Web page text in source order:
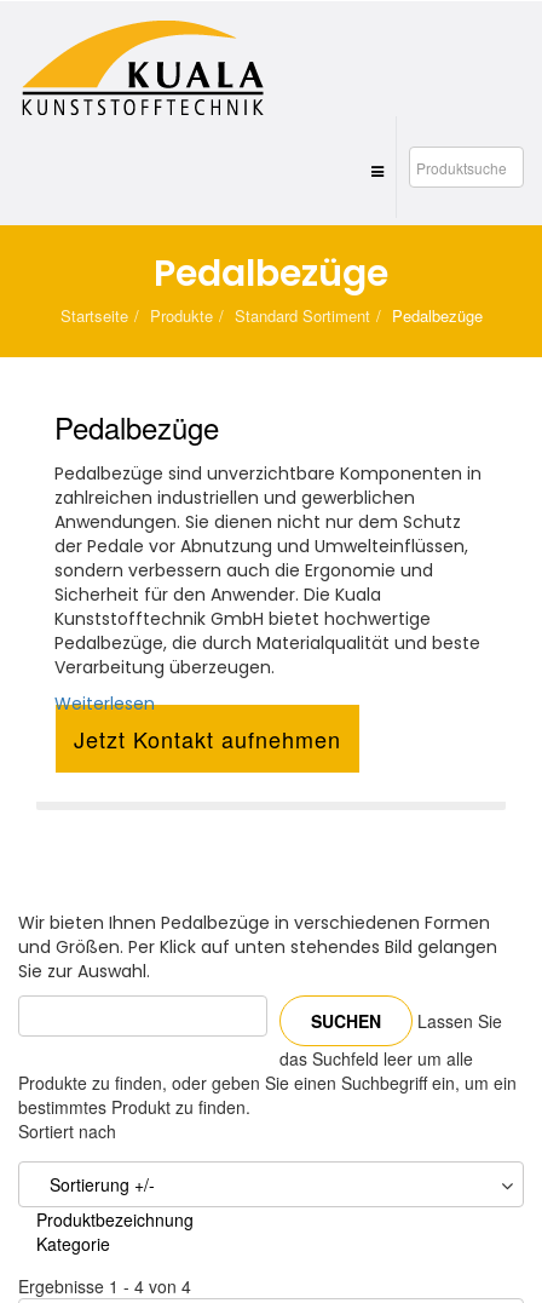
Pedalbezüge
Startseite Produkte Standard Sortiment Pedalbezüge
Pedalbezüge
Pedalbezüge sind unverzichtbare Komponenten in
zahlreichen industriellen und gewerblichen
Anwendungen. Sie dienen nicht nur dem Schutz
der Pedale vor Abnutzung und Umwelteinflüssen,
sondern verbessern auch die Ergonomie und
Sicherheit für den Anwender. Die Kuala
Kunststofftechnik GmbH bietet hochwertige
Pedalbezüge, die durch Materialqualität und beste
Verarbeitung überzeugen.
Weiterlesen
Jetzt Kontakt aufnehmen
Wir bieten Ihnen Pedalbezüge in verschiedenen Formen
und Größen. Per Klick auf unten stehendes Bild gelangen
Sie zur Auswahl.
Lassen Sie
das Suchfeld leer um alle
Produkte zu finden, oder geben Sie einen Suchbegriff ein, um ein
bestimmtes Produkt zu finden.
Sortiert nach
Sortierung +/-
Produktbezeichnung
Kategorie
Ergebnisse 1 - 4 von 4